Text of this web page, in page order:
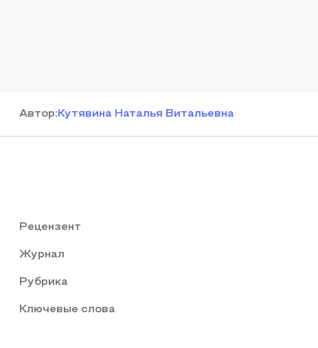
Автор: Кутявина Наталья Витальевна
Рецензент
Журнал
Рубрика
Ключевые слова